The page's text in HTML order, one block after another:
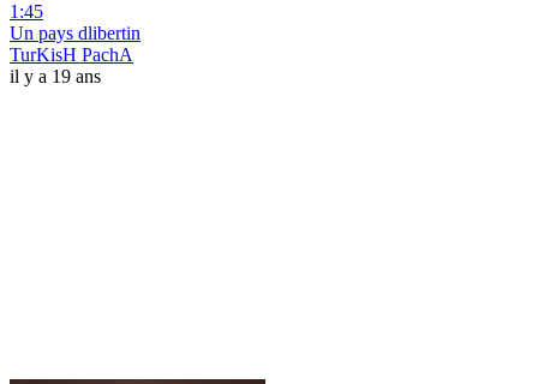
1:45
Un pays dlibertin
TurKisH PachA
il y a 19 ans